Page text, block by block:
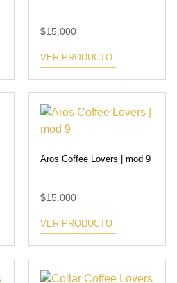
$15.000
VER PRODUCTO
Aros Coffee Lovers | mod 9
$15.000
VER PRODUCTO